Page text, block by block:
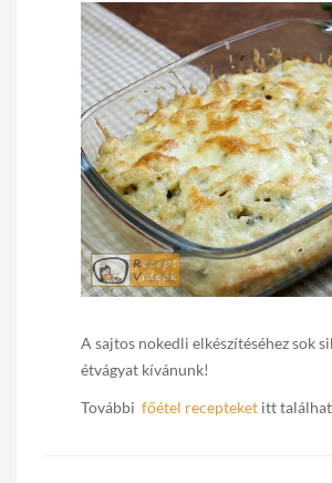
A sajtos nokedli elkészítéséhez sok
étvágyat kívánunk!
További főétel recepteket itt